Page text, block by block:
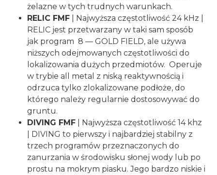
żelazne w tych trudnych warunkach.
RELIC FMF | Najwyższa częstotliwość 24 kHz |
RELIC jest przetwarzany w taki sam sposób
jak program 8 — GOLD FIELD, ale używa
niższych odejmowanych częstotliwości do
lokalizowania dużych przedmiotów. Operuje
w trybie all metal z niską reaktywnością i
odrzuca tylko zlokalizowane podłoże, do
którego należy regularnie dostosowywać do
gruntu.
DIVING FMF | Najwyższa częstotliwość 14 khz
| DIVING to pierwszy i najbardziej stabilny z
trzech programów przeznaczonych do
zanurzania w środowisku słonej wody lub po
prostu na mokrym piasku. Jego bardzo niskie i